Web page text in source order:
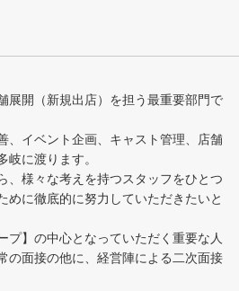
展開（新規出店）を担う最重要部門で
、イベント企画、キャスト管理、店舗
岐に渡ります。
、様々な考えを持つスタッフをひとつ
めに徹底的に努力していただきたいと
】の中心となっていただく重要な人
の面接の他に、経営陣による二次面接